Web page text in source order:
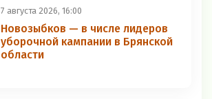
7 августа 2026, 16:00
Новозыбков — в числе лидеров
уборочной кампании в Брянской
области